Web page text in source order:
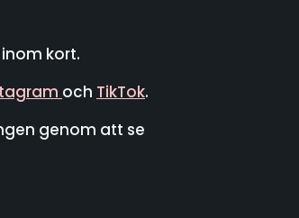
kort.
och TikTok.
genom att se